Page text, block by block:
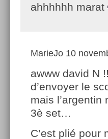
ahhhhhh marat
MarieJo 10
awww david N
d’envoyer le
mais
3è set…
C’est plié pour